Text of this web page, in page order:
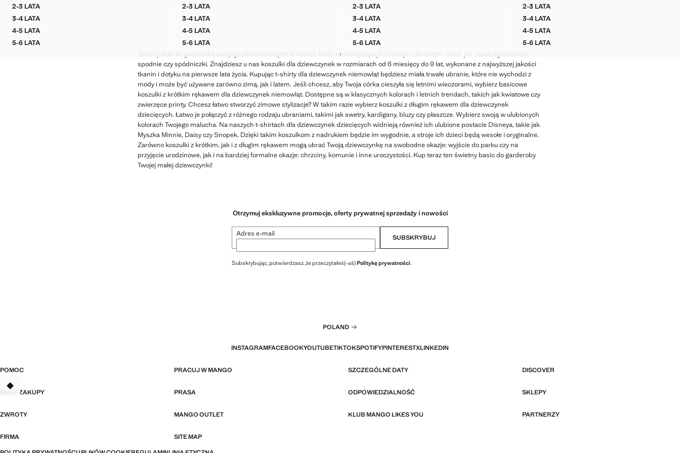
2-3 LATABAWEŁNIANY WZORZYSTY T-SHIRT
3-4 LATABAWEŁNIANY WZORZYSTY T-SHIRT
4-5 LATABAWEŁNIANY WZORZYSTY T-SHIRT
5-6 LATABAWEŁNIANY WZORZYSTY T-SHIRT
2-3 LATABAWEŁNIANA KOSZULKA Z HAFTEM
3-4 LATABAWEŁNIANA KOSZULKA Z HAFTEM
4-5 LATABAWEŁNIANA KOSZULKA Z HAFTEM
5-6 LATABAWEŁNIANA KOSZULKA Z HAFTEM
2-3 LATAKOSZULKA Z HAFTEM I FALBANAMI
3-4 LATAKOSZULKA Z HAFTEM I FALBANAMI
4-5 LATAKOSZULKA Z HAFTEM I FALBANAMI
5-6 LATAKOSZULKA Z HAFTEM I FALBANAMI
2-3 LATAŚCIĄGACZOWA KOSZULKA W PASY
3-4 LATAŚCIĄGACZOWA KOSZULKA W PASY
4-5 LATAŚCIĄGACZOWA KOSZULKA W PASY
5-6 LATAŚCIĄGACZOWA KOSZULKA W PASY
Zacznij ubierać garderobę swojego dziecka od tych koszulek, które można połączyć z każdym ubraniem, takim jak nasze ogrodniczki,
spodnie czy spódniczki. Znajdziesz u nas koszulki dla dziewczynek w rozmiarach od 6 miesięcy do 9 lat, wykonane z najwyższej jakości
tkanin i dotyku na pierwsze lata życia. Kupując t-shirty dla dziewczynek niemowląt będziesz miała trwałe ubranie, które nie wychodzi z
mody i może być używane zarówno zimą, jak i latem. Jeśli chcesz, aby Twoja córka cieszyła się letnimi wieczorami, wybierz basicowe
koszulki z krótkim rękawem dla dziewczynek niemowląt. Dostępne są w klasycznych kolorach i letnich trendach, takich jak kwiatowe czy
zwierzęce printy. Chcesz łatwo stworzyć zimowe stylizacje? W takim razie wybierz koszulki z długim rękawem dla dziewczynek
dziecięcych. Łatwo je połączyć z różnego rodzaju ubraniami, takimi jak swetry, kardigany, bluzy czy płaszcze. Wybierz swoją w ulubionych
kolorach Twojego malucha. Na naszych t-shirtach dla dziewczynek dziecięcych widnieją również ich ulubione postacie Disneya, takie jak
Myszka Minnie, Daisy czy Snopek. Dzięki takim koszulkom z nadrukiem będzie im wygodnie, a stroje ich dzieci będą wesołe i oryginalne.
Zarówno koszulki z krótkim, jak i z długim rękawem mogą ubrać Twoją dziewczynkę na swobodne okazje: wyjście do parku czy na
przyjęcie urodzinowe, jak i na bardziej formalne okazje: chrzciny, komunie i inne uroczystości. Kup teraz ten świetny basic do garderoby
Twojej małej dziewczynki!
Otrzymuj ekskluzywne promocje, oferty prywatnej sprzedaży i nowości
Adres e-mail SUBSKRYBUJ
Subskrybując, potwierdzasz, że przeczytałeś(-aś)Politykę prywatności.
POLAND
INSTAGRAMFACEBOOKYOUTUBETIKTOKSPOTIFYPINTERESTXLINKEDIN
POMOC PRACUJ W MANGO SZCZEGÓLNE DATY DISCOVER
MOJE ZAKUPY PRASA ODPOWIEDZIALNOŚĆ SKLEPY
ZWROTY MANGO OUTLET KLUB MANGO LIKES YOU PARTNERZY
FIRMA
SITE MAP